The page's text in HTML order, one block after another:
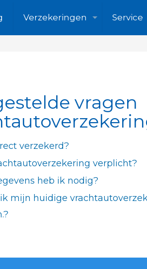
Verzekeringen Service
vragen
verzekerd?
verplicht?
heb ik nodig?
mijn huidige